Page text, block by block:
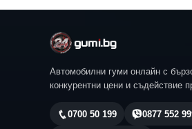
Автомобилни гуми онлайн с
конкурентни цени и съдействие
0700 50 199 0877 552